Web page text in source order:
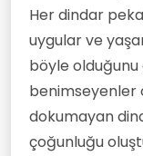
Her dindar
uygular ve
böyle olduğunu
benimseyenler
dokumayan
çoğunluğu